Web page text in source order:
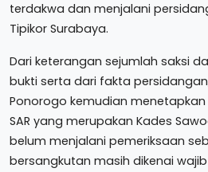
terdakwa dan menjalani
Tipikor Surabaya.
Dari keterangan sejumlah saksi
bukti serta dari fakta
Ponorogo kemudian menetapkan
SAR yang merupakan Kades
belum menjalani pemeriksaan
bersangkutan masih dikenai